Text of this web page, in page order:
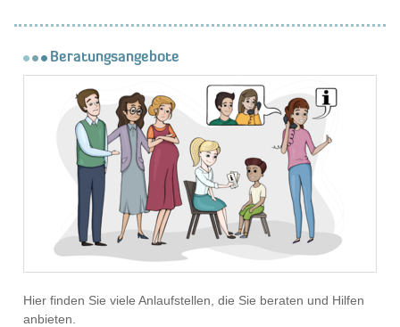
Beratungsangebote
Hier finden Sie viele Anlaufstellen, die Sie beraten und Hilfen
anbieten.